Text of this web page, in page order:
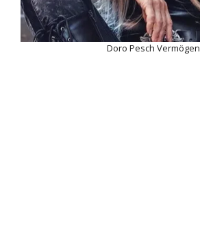
Doro Pesch Vermögen